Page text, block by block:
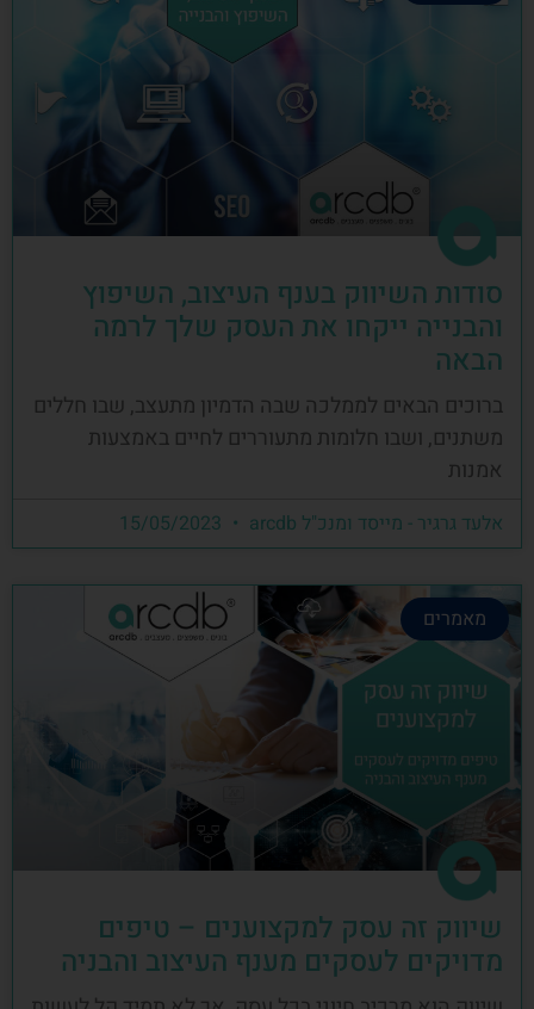
סודות השיווק בענף העיצוב, השיפוץ
והבנייה ייקחו את העסק שלך לרמה
הבאה
ברוכים הבאים לממלכה שבה הדמיון מתעצב, שבו חללים
משתנים, ושבו חלומות מתעוררים לחיים באמצעות
אמנות
אלעד גרגיר - מייסד ומנכ"ל arcdb
מאמרים
שיווק זה עסק למקצוענים – טיפים
מדויקים לעסקים מענף העיצוב והבניה